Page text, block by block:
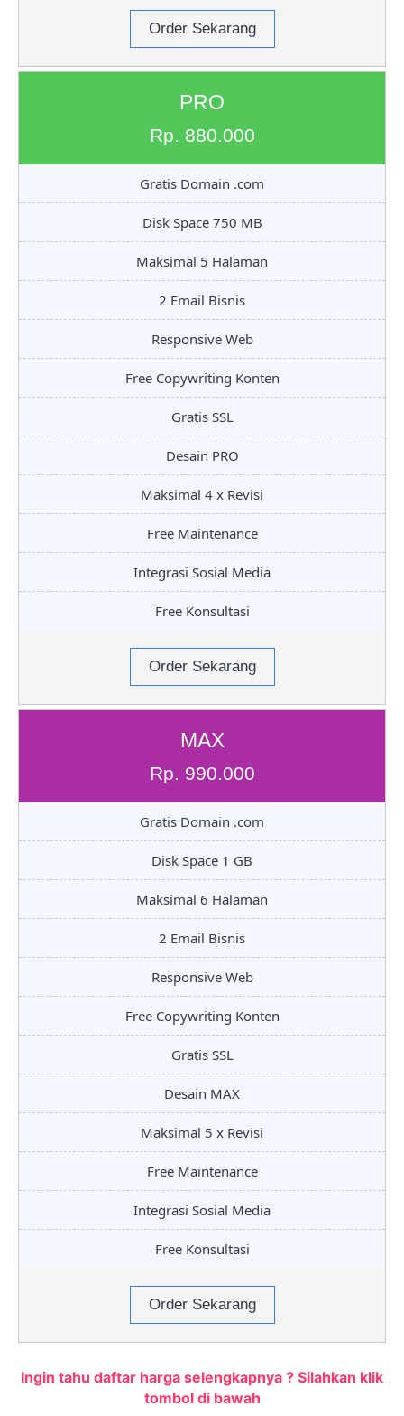
Order Sekarang
PRO
Rp. 880.000
Gratis Domain .com
Disk Space 750 MB
Maksimal 5 Halaman
2 Email Bisnis
Responsive Web
Free Copywriting Konten
Gratis SSL
Desain PRO
Maksimal 4 x Revisi
Free Maintenance
Integrasi Sosial Media
Free Konsultasi
Order Sekarang
MAX
Rp. 990.000
Gratis Domain .com
Disk Space 1 GB
Maksimal 6 Halaman
2 Email Bisnis
Responsive Web
Free Copywriting Konten
Gratis SSL
Desain MAX
Maksimal 5 x Revisi
Free Maintenance
Integrasi Sosial Media
Free Konsultasi
Order Sekarang
Ingin tahu daftar harga selengkapnya ? Silahkan klik
tombol di bawah